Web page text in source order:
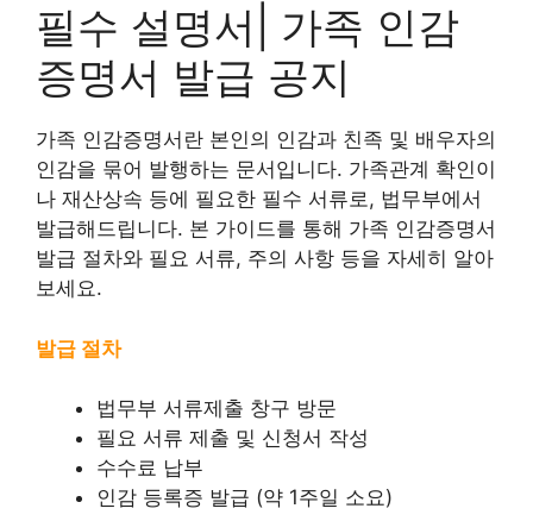
필수 설명서| 가족 인감
증명서 발급 공지
가족 인감증명서란 본인의 인감과 친족 및 배우자의
인감을 묶어 발행하는 문서입니다. 가족관계 확인이
나 재산상속 등에 필요한 필수 서류로, 법무부에서
발급해드립니다. 본 가이드를 통해 가족 인감증명서
발급 절차와 필요 서류, 주의 사항 등을 자세히 알아
보세요.
발급 절차
법무부 서류제출 창구 방문
필요 서류 제출 및 신청서 작성
수수료 납부
인감 등록증 발급 (약 1주일 소요)